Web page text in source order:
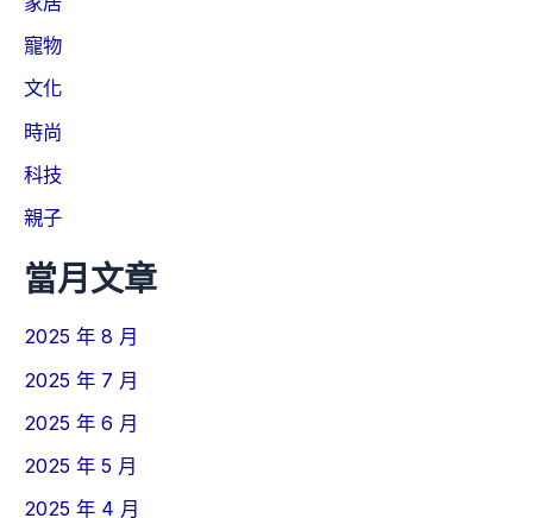
寵物
文化
時尚
科技
親子
當月文章
2025 年 8 月
2025 年 7 月
2025 年 6 月
2025 年 5 月
2025 年 4 月